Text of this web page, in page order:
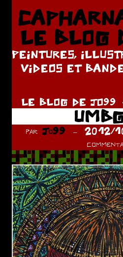
Aller
contenuLE BLOG
PEINTURES,
VIDEOS ET
LE BLOG DE JO99
par Jo99 2012/